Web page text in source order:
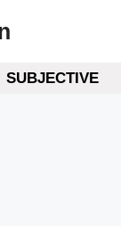
SUBJECTIVE